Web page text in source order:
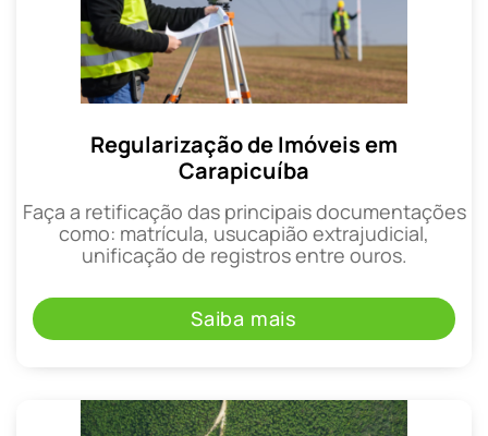
Regularização de Imóveis em
Carapicuíba
Faça a retificação das principais documentações
como: matrícula, usucapião extrajudicial,
unificação de registros entre ouros.
Saiba mais